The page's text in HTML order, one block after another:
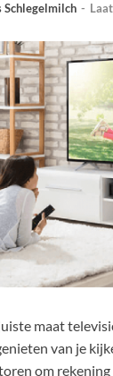
Schlegelmilch -
maat
van je
om